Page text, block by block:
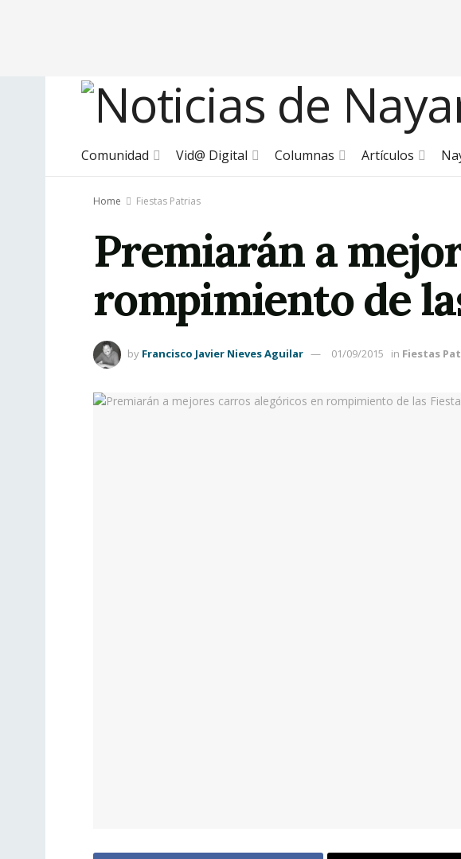
Comunidad Vid@ Digital Columnas Artículos
Home Fiestas Patrias
Premiarán a
rompimiento de
by Francisco Javier Nieves Aguilar 01/09/2015 in Fiestas